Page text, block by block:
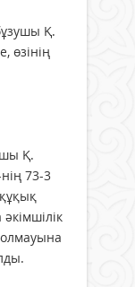
Қ.
өзінің
Қ.
73-3
әкiмшiлiк